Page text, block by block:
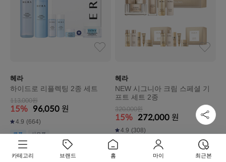
헤라
하이드로 리플렉팅 2종 세트
113,000원
15% 96,050 원
4.9 (664)
쿠폰 사은품
헤라
NEW 시그니아 크림 스페셜 기
프트 세트 2종
320,000원
15% 272,000 원
4.9 (308)
카테고리 브랜드 홈 마이 최근본